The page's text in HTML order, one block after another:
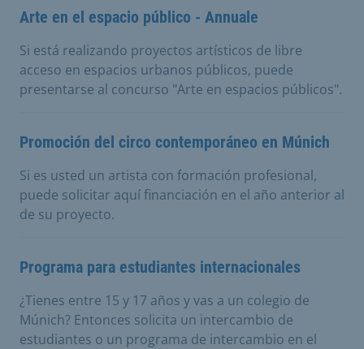
Arte en el espacio público - Annuale
Si está realizando proyectos artísticos de libre
acceso en espacios urbanos públicos, puede
presentarse al concurso "Arte en espacios públicos".
Promoción del circo contemporáneo en Múnich
Si es usted un artista con formación profesional,
puede solicitar aquí financiación en el año anterior al
de su proyecto.
Programa para estudiantes internacionales
¿Tienes entre 15 y 17 años y vas a un colegio de
Múnich? Entonces solicita un intercambio de
estudiantes o un programa de intercambio en el